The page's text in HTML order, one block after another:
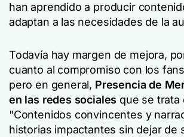
han aprendido a producir
adaptan a las necesidades de la
Todavía hay margen de mejora,
cuanto al compromiso con los
pero en general, Presencia de
en las redes sociales que se trata
"Contenidos convincentes y
historias impactantes sin dejar de